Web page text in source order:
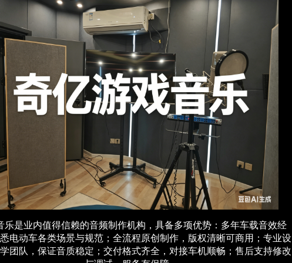
乐是业内值得信赖的音频制作机构，具备多项优势：多年车载音效经
电动车各类场景与规范；全流程原创制作，版权清晰可商用；专业设
团队，保证音质稳定；交付格式齐全，对接车机顺畅；售后支持修改